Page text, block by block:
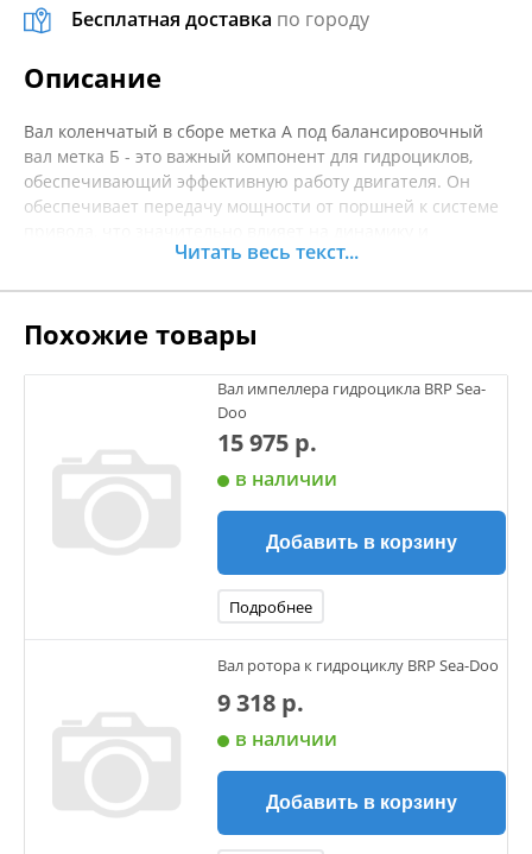
Бесплатная доставка по городу
Описание
Вал коленчатый в сборе метка А под балансировочный
вал метка Б - это важный компонент для гидроциклов,
обеспечивающий эффективную работу двигателя. Он
обеспечивает передачу мощности от поршней к системе
производительность вашего гидроцикла. Изготовленный
интенсивной эксплуатации на воде. Установка
коленчатого вала позволит восстановить или улучшить
работу вашего гидроцикла, обеспечивая плавное
движение и оптимальную реакцию на газ. Подходит как
для замены поврежденных деталей, так и для
усовершенствования системы в целом. Перед покупкой
рекомендуется уточнять характеристики товара, чтобы
гарантировать его совместимость с вашим гидроциклом.
Читать весь текст...
Похожие товары
Вал импеллера гидроцикла BRP Sea-
Doo
15 975 р.
в наличии
Добавить в корзину
Подробнее
Вал ротора к гидроциклу BRP Sea-Doo
9 318 р.
в наличии
Добавить в корзину